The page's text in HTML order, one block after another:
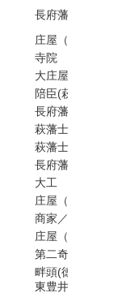
長府藩庄屋／村
庄屋（岩国藩領
寺院
大庄屋（山代宰
陪臣(萩藩右田毛
長府藩士（永代
萩藩士
萩藩士(寄組)
長府藩士
大工
庄屋（山口宰判
商家／教員
庄屋（山口宰判
第二奇兵隊
畔頭(徳山藩領東
東豊井村)